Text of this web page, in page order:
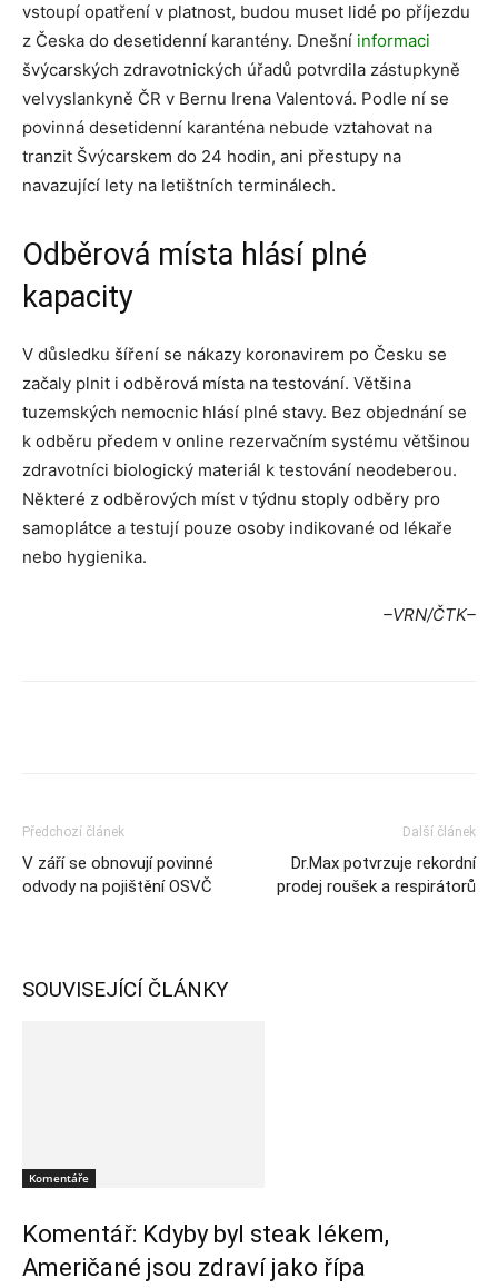
vstoupí opatření v platnost, budou muset lidé po příjezdu
z Česka do desetidenní karantény. Dnešní informaci
švýcarských zdravotnických úřadů potvrdila zástupkyně
velvyslankyně ČR v Bernu Irena Valentová. Podle ní se
povinná desetidenní karanténa nebude vztahovat na
tranzit Švýcarskem do 24 hodin, ani přestupy na
navazující lety na letištních terminálech.
Odběrová místa hlásí plné
kapacity
V důsledku šíření se nákazy koronavirem po Česku se
začaly plnit i odběrová místa na testování. Většina
tuzemských nemocnic hlásí plné stavy. Bez objednání se
k odběru předem v online rezervačním systému většinou
zdravotníci biologický materiál k testování neodeberou.
Některé z odběrových míst v týdnu stoply odběry pro
samoplátce a testují pouze osoby indikované od lékaře
nebo hygienika.
–VRN/ČTK–
Předchozí článek
V září se obnovují povinné
odvody na pojištění OSVČ
Další článek
Dr.Max potvrzuje rekordní
prodej roušek a respirátorů
SOUVISEJÍCÍ ČLÁNKY
Komentáře
Komentář: Kdyby byl steak lékem,
Američané jsou zdraví jako řípa